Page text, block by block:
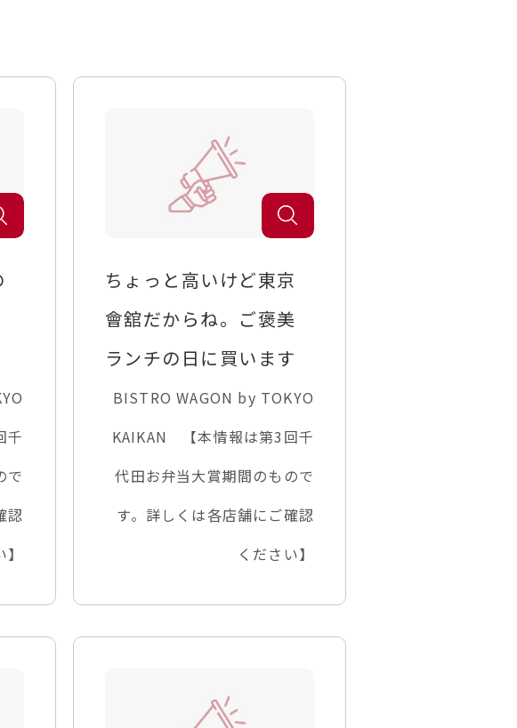
千
で
認
ちょっと高いけど東京
會舘だからね。ご褒美
ランチの日に買います
BISTRO WAGON by TOKYO
KAIKAN 【本情報は第3回千
代田お弁当大賞期間のもので
す。詳しくは各店舗にご確認
ください】